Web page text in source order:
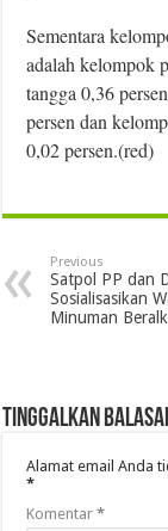
Sementara
adalah kelompok
tangga 0,36
persen dan
0,02 persen.(red)
Previous
Satpol PP dan
Sosialisasikan
Minuman
Tinggalkan
Alamat email Anda
*
Komentar*